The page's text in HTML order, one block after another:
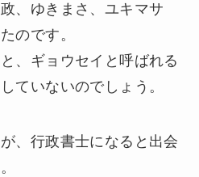
、ゆきまさ、ユキマサ
のです。
、ギョウセイと呼ばれる
ていないのでしょう。
、行政書士になると出会